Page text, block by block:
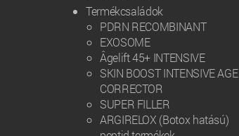
Termékcsaládok
PDRN RECOMBINANT
EXOSOME
Âgelift 45+ INTENSIVE
SKIN BOOST INTENSIVE AGE
CORRECTOR
SUPER FILLER
ARGIRELOX (Botox hatású)